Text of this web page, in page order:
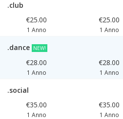
.club
€25.00
1 Anno
€25.00
1 Anno
.dance NEW!
€28.00
1 Anno
€28.00
1 Anno
.social
€35.00
1 Anno
€35.00
1 Anno